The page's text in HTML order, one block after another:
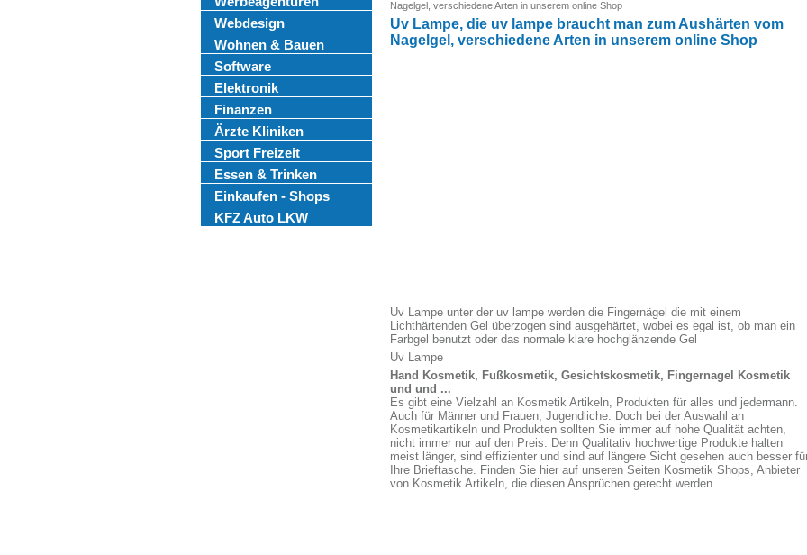
Webdesign
Wohnen & Bauen
Software
Elektronik
Finanzen
Ärzte Kliniken
Sport Freizeit
Essen & Trinken
Einkaufen - Shops
KFZ Auto LKW
Nagelgel, verschiedene Arten in unserem online Shop
Uv Lampe, die uv lampe braucht man zum Aushärten vom
Nagelgel, verschiedene Arten in unserem online Shop
Uv Lampe unter der uv lampe werden die Fingernägel die mit einem
Lichthärtenden Gel überzogen sind ausgehärtet, wobei es egal ist, ob man ein
Farbgel benutzt oder das normale klare hochglänzende Gel
Uv Lampe
Hand Kosmetik, Fußkosmetik, Gesichtskosmetik, Fingernagel Kosmetik
und und ...
Es gibt eine Vielzahl an Kosmetik Artikeln, Produkten für alles und jedermann.
Auch für Männer und Frauen, Jugendliche. Doch bei der Auswahl an
Kosmetikartikeln und Produkten sollten Sie immer auf hohe Qualität achten,
nicht immer nur auf den Preis. Denn Qualitativ hochwertige Produkte halten
meist länger, sind effizienter und sind auf längere Sicht gesehen auch besser
Ihre Brieftasche. Finden Sie hier auf unseren Seiten Kosmetik Shops, Anbieter
von Kosmetik Artikeln, die diesen Ansprüchen gerecht werden.